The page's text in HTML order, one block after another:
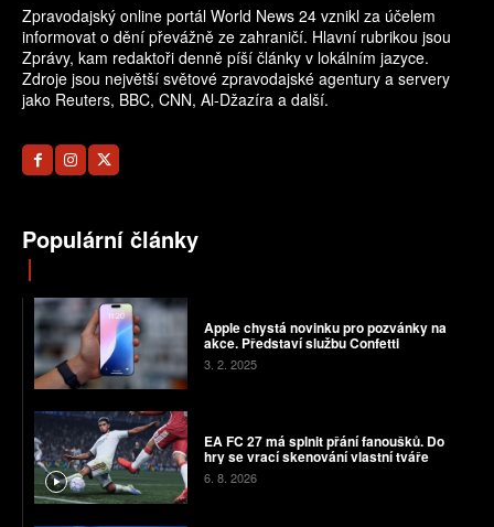
Zpravodajský online portál World News 24 vznikl za účelem
informovat o dění převážně ze zahraničí. Hlavní rubrikou jsou
Zprávy, kam redaktoři denně píší články v lokálním jazyce.
Zdroje jsou největší světové zpravodajské agentury a servery
jako Reuters, BBC, CNN, Al-Džazíra a další.
Populární články
Apple chystá novinku pro pozvánky na
akce. Představí službu Confetti
3. 2. 2025
EA FC 27 má splnit přání fanoušků. Do
hry se vrací skenování vlastní tváře
6. 8. 2026